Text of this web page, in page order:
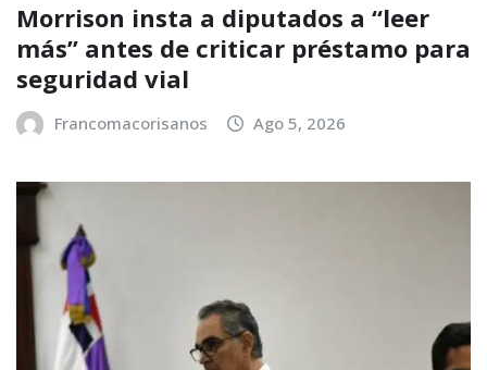
Morrison insta a diputados a “leer
más” antes de criticar préstamo para
seguridad vial
Francomacorisanos Ago 5, 2026